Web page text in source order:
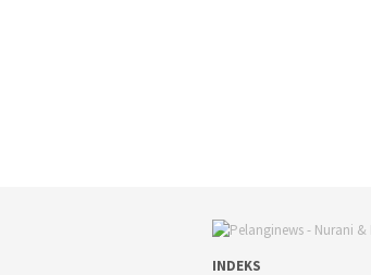
INDEKS